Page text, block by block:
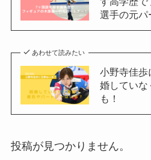
選手の元パ
あわせて読みたい
小野寺佳歩
婚していな
も！
投稿が見つかりません。